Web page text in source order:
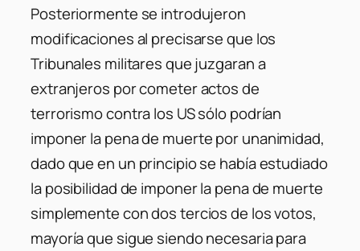
Posteriormente se introdujeron
modificaciones al precisarse que los
Tribunales militares que juzgaran a
extranjeros por cometer actos de
terrorismo contra los US sólo podrían
imponer la pena de muerte por unanimidad,
dado que en un principio se había estudiado
la posibilidad de imponer la pena de muerte
simplemente con dos tercios de los votos,
mayoría que sigue siendo necesaria para